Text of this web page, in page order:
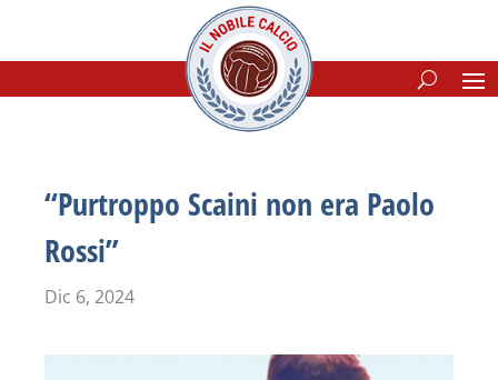
“Purtroppo Scaini non era Paolo
Rossi”
Dic 6, 2024